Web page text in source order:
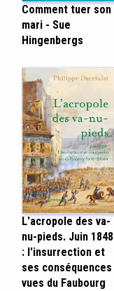
Comment tuer son
mari - Sue
Hingenbergs
L'acropole des va-
nu-pieds. Juin 1848
: l'insurrection et
ses conséquences
vues du Faubourg